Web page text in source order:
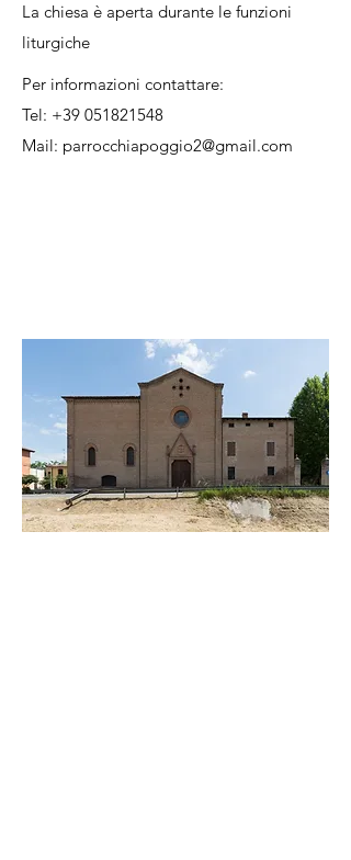
La chiesa è aperta durante le funzioni
liturgiche
Per informazioni contattare:
Tel: +39 051821548
Mail: parrocchiapoggio2@gmail.com